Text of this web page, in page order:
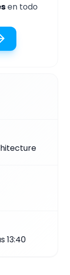
en todo
13:40